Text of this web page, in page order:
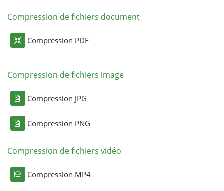
Compression de fichiers document
Compression PDF
Compression de fichiers image
Compression JPG
Compression PNG
Compression de fichiers vidéo
Compression MP4